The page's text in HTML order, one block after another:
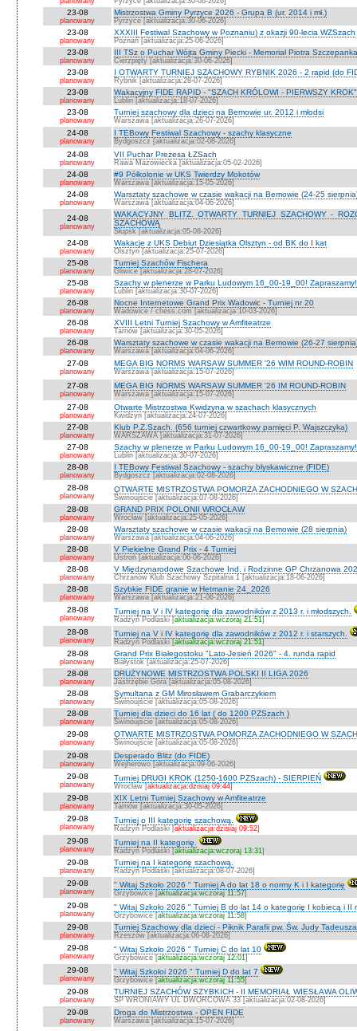
23-08
planowany
Mistrzostwa Gminy Pyrzyce 2026 - Grupa B (ur. 2014 i mł.)
Pyrzyce [aktualizacja:30-06-2026]
23-08
planowany
XXXIII Festiwal Szachowy w Poznaniu) z okazji 90-lecia WZSzach
Poznań [aktualizacja:25-06-2026]
23-08
planowany
III TSz o Puchar Wójta Gminy Piecki - Memoriał Piotra
Cierzpięty [aktualizacja:30-06-2026]
23-08
planowany
I OTWARTY TURNIEJ SZACHOWY RYBNIK 2026 - 2 rapid (do
Rybnik [aktualizacja:28-07-2026]
23-08
planowany
Wakacyjny FIDE RAPID - "SZACH KRÓLOWI - PIERWSZY
Lublin [aktualizacja:18-07-2026]
23-08
planowany
Turniej szachowy dla dzieci na Bemowie ur. 2012 i młodsi
Warszawa [aktualizacja:26-07-2026]
24-08
planowany
I TEBowy Festiwal Szachowy - szachy klasyczne
Bydgoszcz [aktualizacja:02-08-2026]
24-08
planowany
VII Puchar Prezesa ŁZSach
Rawa Mazowiecka [aktualizacja:05-02-2026]
24-08
planowany
#9 Półkolonie w UKS Twierdzy Mokotów
Warszawa [aktualizacja:15-05-2026]
24-08
planowany
Warsztaty szachowe w czasie wakacji na Bemowie (24-25
Warszawa [aktualizacja:04-06-2026]
24-08
planowany
WAKACYJNY BLITZ. OTWARTY TURNIEJ SZACHOWY -
SZACHOWĄ
Słupsk [aktualizacja:05-08-2026]
24-08
planowany
Wakacje z UKS Debiut Dziesiątka Olsztyn - od BK do I kat
Olsztyn [aktualizacja:25-07-2026]
25-08
planowany
Turniej Szachów Fischera
Gliwice [aktualizacja:28-07-2026]
25-08
planowany
Szachy w plenerze w Parku Ludowym 16_00-19_00! Zapraszamy!
Lublin [aktualizacja:30-07-2026]
26-08
planowany
Nocne Internetowe Grand Prix Wadowic - Turniej nr 20
Wadowice / chess.com [aktualizacja:10-03-2026]
26-08
planowany
XVIII Letni Turniej Szachowy w Amfiteatrze
Tarnów [aktualizacja:30-05-2026]
26-08
planowany
Warsztaty szachowe w czasie wakacji na Bemowie (26-27
Warszawa [aktualizacja:04-06-2026]
27-08
planowany
MEGA BIG NORMS WARSAW SUMMER '26 WIM ROUND-ROBIN
Warszawa [aktualizacja:15-07-2026]
27-08
planowany
MEGA BIG NORMS WARSAW SUMMER '26 IM ROUND-ROBIN
Warszawa [aktualizacja:15-07-2026]
27-08
planowany
Otwarte Mistrzostwa Kwidzyna w szachach klasycznych
Kwidzyn [aktualizacja:24-07-2026]
27-08
planowany
Klub P.Z.Szach. (656 turniej czwartkowy pamięci P. Wajszczyka)
WARSZAWA [aktualizacja:31-07-2026]
27-08
planowany
Szachy w plenerze w Parku Ludowym 16_00-19_00! Zapraszamy!
Lublin [aktualizacja:30-07-2026]
28-08
planowany
I TEBowy Festiwal Szachowy - szachy błyskawiczne (FIDE)
Bydgoszcz [aktualizacja:02-08-2026]
28-08
planowany
OTWARTE MISTRZOSTWA POMORZA ZACHODNIEGO W
Świnoujście [aktualizacja:07-08-2026]
28-08
planowany
GRAND PRIX POLONII WROCŁAW
Wrocław [aktualizacja:25-05-2026]
28-08
planowany
Warsztaty szachowe w czasie wakacji na Bemowie (28 sierpnia)
Warszawa [aktualizacja:04-06-2026]
28-08
planowany
V Piekielne Grand Prix - 4 Turniej
Ustroń [aktualizacja:06-06-2026]
28-08
planowany
V Międzynarodowe Szachowe Ind. i Rodzinne GP Chrzanowa
Chrzanów Klub Szachowy Szpitalna 1 [aktualizacja:18-06-2026]
28-08
planowany
Szybkie FIDE granie w Hetmanie 24_2026
Warszawa [aktualizacja:21-06-2026]
28-08
planowany
Turniej na V i IV kategorię dla zawodników z 2013 r. i młodszych.
Radzyń Podlaski [aktualizacja:wczoraj 21:51]
28-08
planowany
Turniej na V i IV kategorię dla zawodników z 2012 r. i starszych.
Radzyń Podlaski [aktualizacja:wczoraj 21:51]
28-08
planowany
Grand Prix Białegostoku "Lato-Jesień 2026" - 4. runda rapid
Białystok [aktualizacja:25-07-2026]
28-08
planowany
DRUŻYNOWE MISTRZOSTWA POLSKI II LIGA 2026
Jastrzębie Góra [aktualizacja:05-08-2026]
28-08
planowany
Symultana z GM Mirosławem Grabarczykiem
Świnoujście [aktualizacja:05-08-2026]
28-08
planowany
Turniej dla dzieci do 16 lat ( do 1200 PZSzach )
Świnoujście [aktualizacja:05-08-2026]
29-08
planowany
OTWARTE MISTRZOSTWA POMORZA ZACHODNIEGO W
Świnoujście [aktualizacja:05-08-2026]
29-08
planowany
Desperado Blitz (do FIDE)
Wejherowo [aktualizacja:09-06-2026]
29-08
planowany
Turniej DRUGI KROK (1250-1600 PZSzach) - SIERPIEŃ
Wrocław [aktualizacja:dzisiaj 09:44]
29-08
planowany
XIX Letni Turniej Szachowy w Amfiteatrze
Tarnów [aktualizacja:30-05-2026]
29-08
planowany
Turniej o III kategorię szachową.
Radzyń Podlaski [aktualizacja:dzisiaj 09:52]
29-08
planowany
Turniej na II kategorię.
Radzyń Podlaski [aktualizacja:wczoraj 13:31]
29-08
planowany
Turniej na I kategorię szachową.
Radzyń Podlaski [aktualizacja:08-07-2026]
29-08
planowany
" Witaj Szkoło 2026 " Turniej A do lat 18 o normy K i I kategorię
Grzybowice [aktualizacja:wczoraj 11:57]
29-08
planowany
" Witaj Szkoło 2026 " Turniej B do lat 14 o kategorię I kobiecą i II
Grzybowice [aktualizacja:wczoraj 11:58]
29-08
planowany
Turniej Szachowy dla dzieci - Piknik Parafii pw. Św. Judy
Rzeszów [aktualizacja:06-08-2026]
29-08
planowany
" Witaj Szkoło 2026 " Turniej C do lat 10
Grzybowice [aktualizacja:wczoraj 12:01]
29-08
planowany
" Witaj Szkołoi 2026 " Turniej D do lat 7
Grzybowice [aktualizacja:wczoraj 11:55]
29-08
planowany
TURNIEJ SZACHÓW SZYBKICH - II MEMORIAŁ WIESŁAWA
SP WRONIAWY UL DWORCOWA 33 [aktualizacja:02-08-2026]
29-08
planowany
Droga do Mistrzostwa - OPEN FIDE
Warszawa [aktualizacja:15-07-2026]